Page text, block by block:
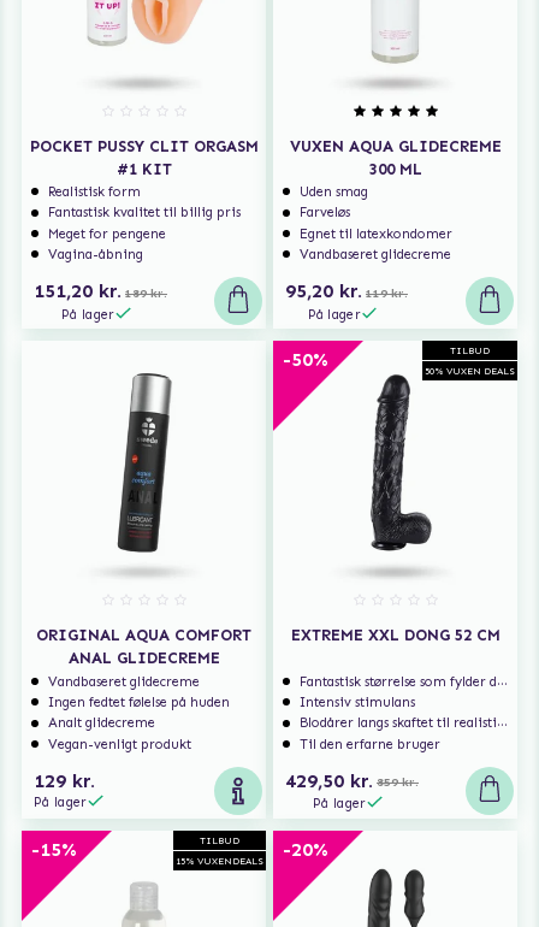
POCKET PUSSY CLIT ORGASM
#1 KIT
Realistisk form
Fantastisk kvalitet til billig pris
Meget for pengene
Vagina-åbning
151,20 kr. 189 kr.
På lager
VUXEN AQUA GLIDECREME
300 ML
Uden smag
Farveløs
Egnet til latexkondomer
Vandbaseret glidecreme
95,20 kr. 119 kr.
På lager
ORIGINAL AQUA COMFORT
ANAL GLIDECREME
Vandbaseret glidecreme
Ingen fedtet følelse på huden
Analt glidecreme
Vegan-venligt produkt
129 kr.
På lager
TILBUD
50% VUXEN DEALS
-50%
EXTREME XXL DONG 52 CM
Fantastisk størrelse som fylder dig ud
Intensiv stimulans
Blodårer langs skaftet til realistisk nydelse
Til den erfarne bruger
429,50 kr. 859 kr.
På lager
TILBUD
15% VUXENDEALS
-15% -20%